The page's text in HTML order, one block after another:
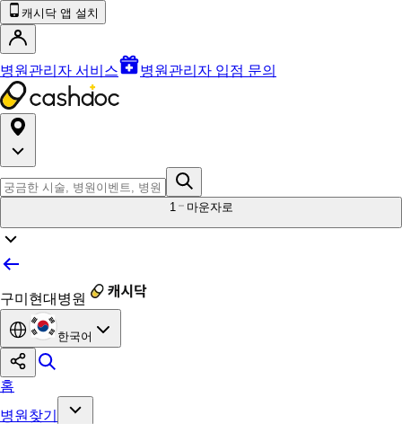
캐시닥 앱 설치
병원관리자 서비스 병원관리자 입점 문의
1 마운자로
구미현대병원
한국어
홈
병원찾기